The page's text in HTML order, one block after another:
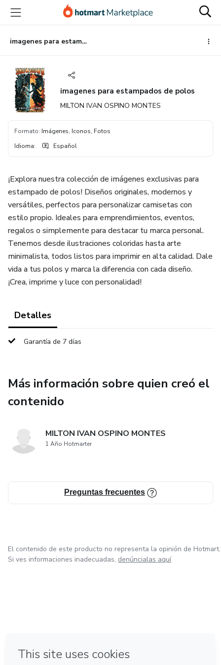
principal
página
de
página
imagenes para estampados de polos
imagenes para estampados de polos
MILTON IVAN OSPINO MONTES
Formato: Imágenes, Iconos, Fotos
Idioma: Español
¡Explora nuestra colección de imágenes exclusivas para
estampado de polos! Diseños originales, modernos y
versátiles, perfectos para personalizar camisetas con
estilo propio. Ideales para emprendimientos, eventos,
regalos o simplemente para destacar tu marca personal.
Tenemos desde ilustraciones coloridas hasta arte
minimalista, todos listos para imprimir en alta calidad. Dale
vida a tus polos y marca la diferencia con cada diseño.
¡Crea, imprime y luce con personalidad!
Detalles
Garantía de 7 días
Más información sobre quien creó el
contenido
MILTON IVAN OSPINO MONTES
1 Año Hotmarter
Preguntas frecuentes
El contenido de este producto no representa la opinión de Hotmart.
Si ves informaciones inadecuadas, denúncialas aquí
Hecho con❤ en Belo Horizonte